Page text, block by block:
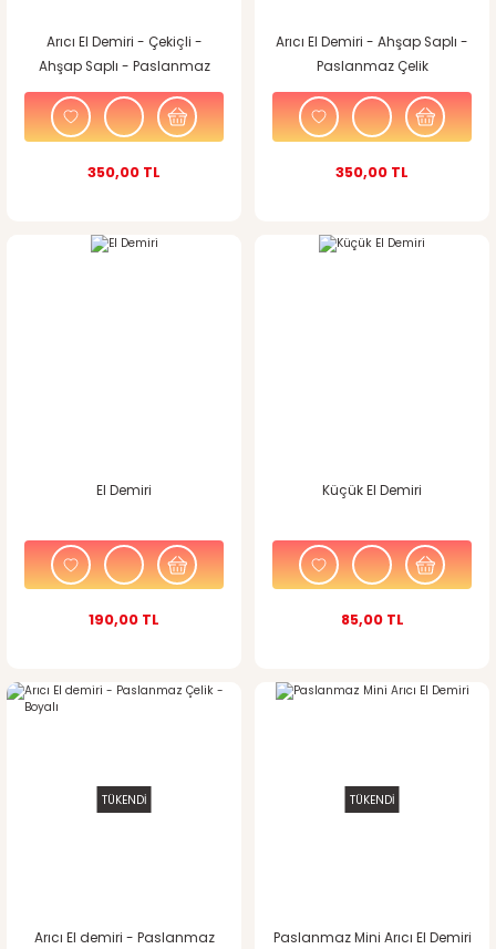
Arıcı El Demiri - Çekiçli -
Ahşap Saplı - Paslanmaz
Çelik
350,00 TL
Arıcı El Demiri - Ahşap Saplı -
Paslanmaz Çelik
350,00 TL
El Demiri
190,00 TL
Küçük El Demiri
85,00 TL
TÜKENDİ
Arıcı El demiri - Paslanmaz
TÜKENDİ
Paslanmaz Mini Arıcı El Demiri